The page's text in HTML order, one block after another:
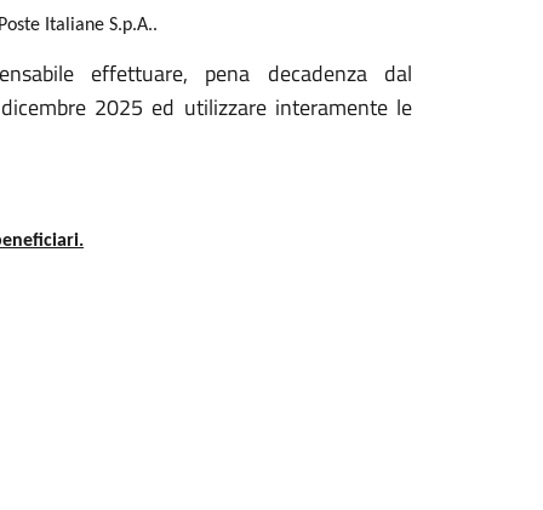
Italiane S.p.A..
effettuare, pena decadenza dal
2025 ed utilizzare interamente le